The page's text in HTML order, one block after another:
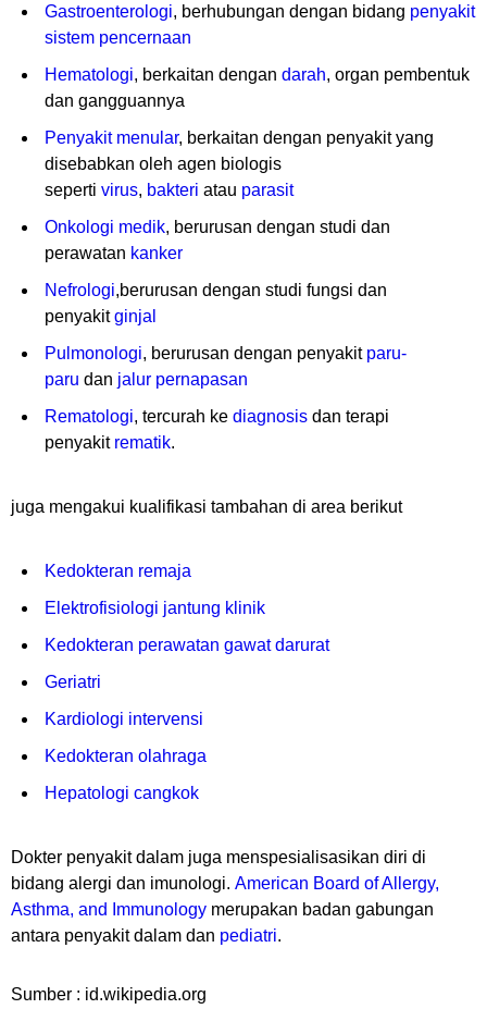
Gastroenterologi, berhubungan dengan bidang penyakit
sistem pencernaan
Hematologi, berkaitan dengan darah, organ pembentuk
dan gangguannya
Penyakit menular, berkaitan dengan penyakit yang
disebabkan oleh agen biologis
seperti virus, bakteri atau parasit
Onkologi medik, berurusan dengan studi dan
perawatan kanker
Nefrologi,berurusan dengan studi fungsi dan
penyakitginjal
Pulmonologi, berurusan dengan penyakit paru-
paru dan jalur pernapasan
Rematologi, tercurah ke diagnosis dan terapi
penyakit rematik.
juga mengakui kualifikasi tambahan di area berikut
Kedokteran remaja
Elektrofisiologi jantung klinik
Kedokteran perawatan gawat darurat
Geriatri
Kardiologi intervensi
Kedokteran olahraga
Hepatologi cangkok
Dokter penyakit dalam juga menspesialisasikan diri di
bidang alergi dan imunologi. American Board of Allergy,
Asthma, and Immunology merupakan badan gabungan
antara penyakit dalam dan pediatri.
Sumber : id.wikipedia.org